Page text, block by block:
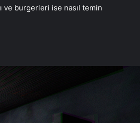
ve burgerleri ise nasıl temin